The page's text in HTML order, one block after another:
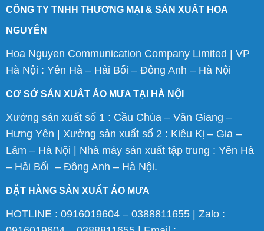
CÔNG TY TNHH THƯƠNG MẠI & SẢN XUẤT HOA
NGUYÊN
Hoa Nguyen Communication Company Limited | VP
Hà Nội : Yên Hà – Hải Bối – Đông Anh – Hà Nội
CƠ SỞ SẢN XUẤT ÁO MƯA TẠI HÀ NỘI
Xưởng sản xuất số 1 : Cầu Chùa – Văn Giang –
Hưng Yên | Xưởng sản xuất số 2 : Kiêu Kị – Gia –
Lâm – Hà Nội | Nhà máy sản xuất tập trung : Yên Hà
– Hải Bối – Đông Anh – Hà Nội.
ĐẶT HÀNG SẢN XUẤT ÁO MƯA
HOTLINE : 0916019604 – 0388811655 | Zalo :